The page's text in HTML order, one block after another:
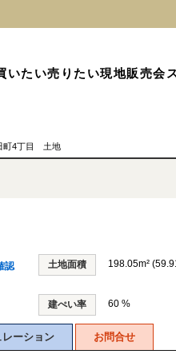
いたい売りたい現地販売会
町4丁目 土地
認
土地面積 198.05m²
建ぺい率 60 %
レーション お問合せ